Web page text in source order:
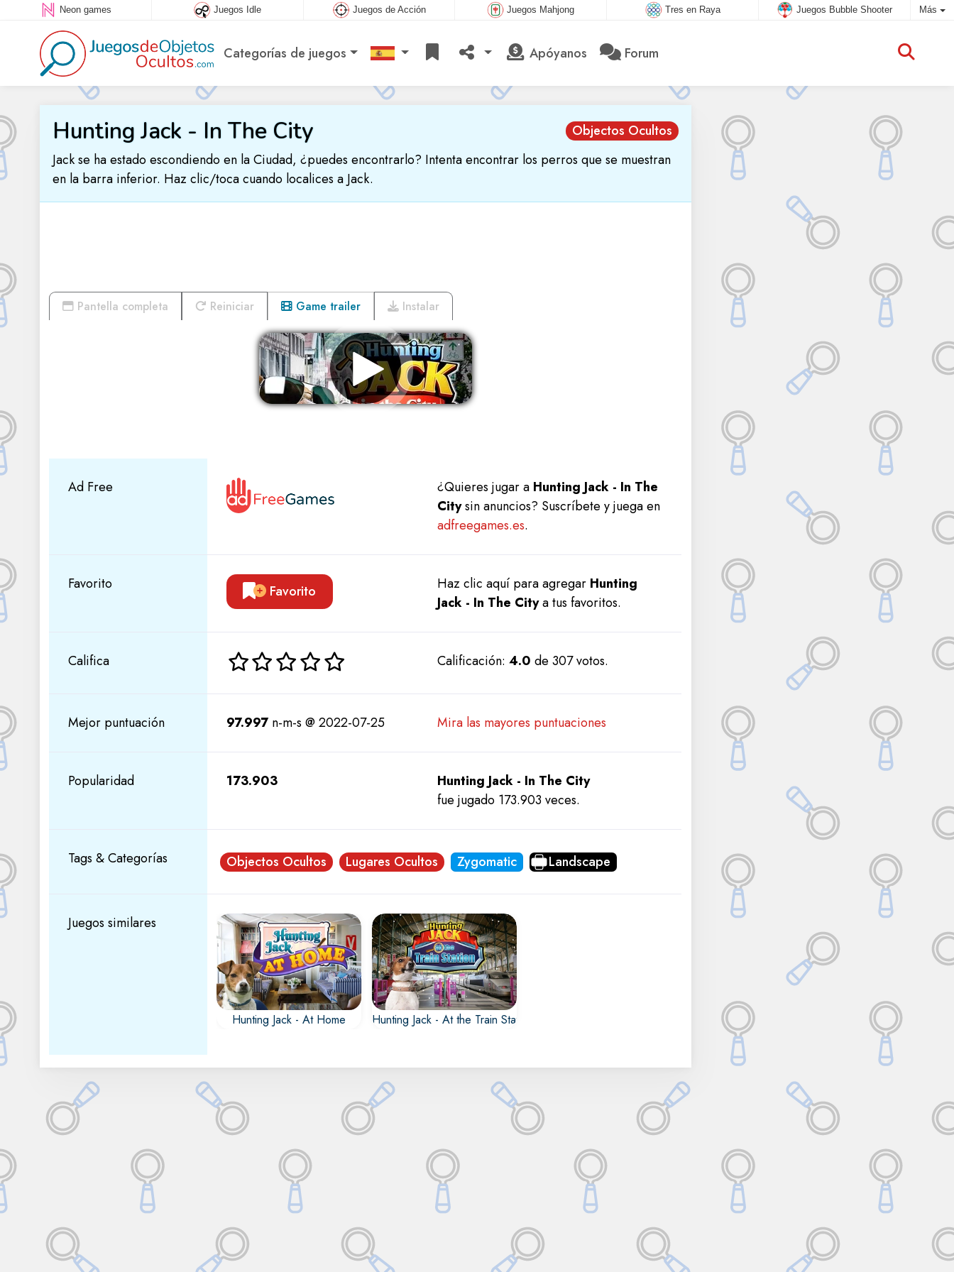
Neon games Juegos Idle Juegos de Acción Juegos Mahjong Tres en Raya Juegos Bubble Shooter Más
Categorías de juegos Apóyanos Forum
Objectos Ocultos
Hunting Jack - In The City
Jack se ha estado escondiendo en la Ciudad, ¿puedes encontrarlo? Intenta encontrar los perros que se muestran
en la barra inferior. Haz clic/toca cuando localices a Jack.
Pantella completa Reiniciar Game trailer Instalar
Ad Free ¿Quieres jugar a Hunting Jack - In The
Citysin anuncios? Suscríbete y juega en
adfreegames.es.
Favorito Favorito Haz clic aquí para agregar Hunting
Jack - In The Citya tus favoritos.
Califica Calificación: 4.0 de 307 votos.
Mejor puntuación 97.997n-m-s @ 2022-07-25 Mira las mayores puntuaciones
Popularidad 173.903
Hunting Jack - In The City
fue jugado 173.903 veces.
Tags & Categorías Objectos Ocultos Lugares Ocultos Zygomatic Landscape
Juegos similares
Hunting Jack - At Home Hunting Jack - At the Train Station